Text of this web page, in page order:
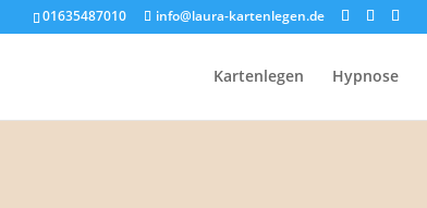
01635487010 info@laura-kartenlegen.de
Kartenlegen Hypnose